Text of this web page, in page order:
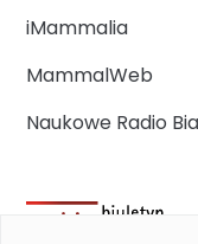
iMammalia
MammalWeb
Naukowe Radio